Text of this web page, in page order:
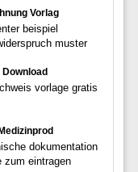
Vorlag
beispiel
muster
vorlage gratis
dokumentation
zum eintragen